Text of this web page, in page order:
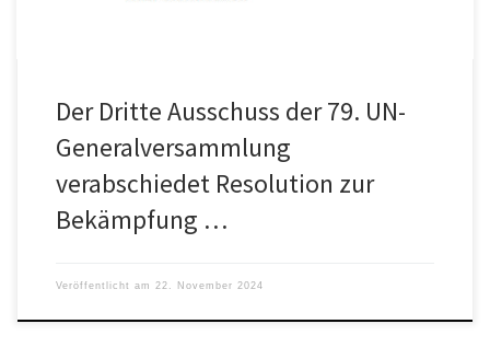
Der Dritte Ausschuss der 79. UN-
Generalversammlung
verabschiedet Resolution zur
Bekämpfung …
Veröffentlicht am 22. November 2024